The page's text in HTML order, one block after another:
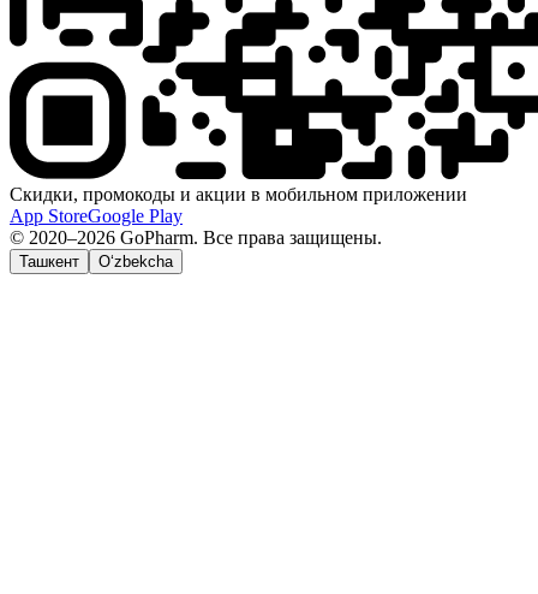
Скидки, промокоды и акции в мобильном приложении
App StoreGoogle Play
© 2020–2026 GoPharm. Все права защищены.
Ташкент O‘zbekcha